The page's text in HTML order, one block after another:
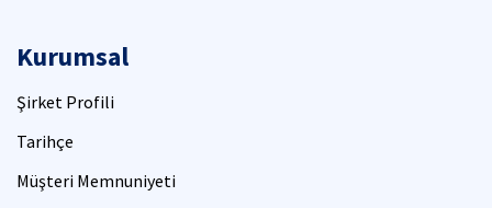
Kurumsal
Şirket Profili
Tarihçe
Müşteri Memnuniyeti